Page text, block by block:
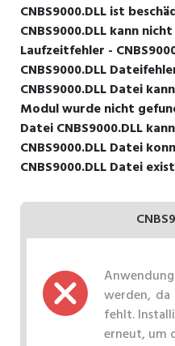
CNBS9000.DLL ist
CNBS9000.DLL kann
Laufzeitfehler -
CNBS9000.DLL
CNBS9000.DLL Datei
Modul wurde nicht
Datei CNBS9000.DLL
CNBS9000.DLL Datei
CNBS9000.DLL Datei
werden, da
fehlt.
erneut, um